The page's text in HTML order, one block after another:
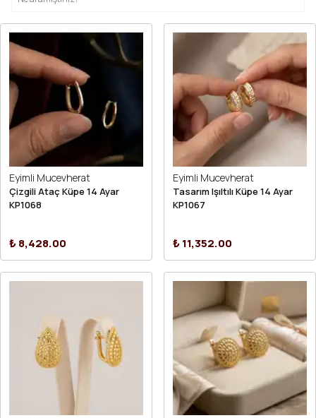
Eyimli Mucevherat
Çizgili Ataç Küpe 14 Ayar
KP1068
₺ 8,428.00
Eyimli Mucevherat
Tasarım Işıltılı Küpe 14 Ayar
KP1067
₺ 11,352.00